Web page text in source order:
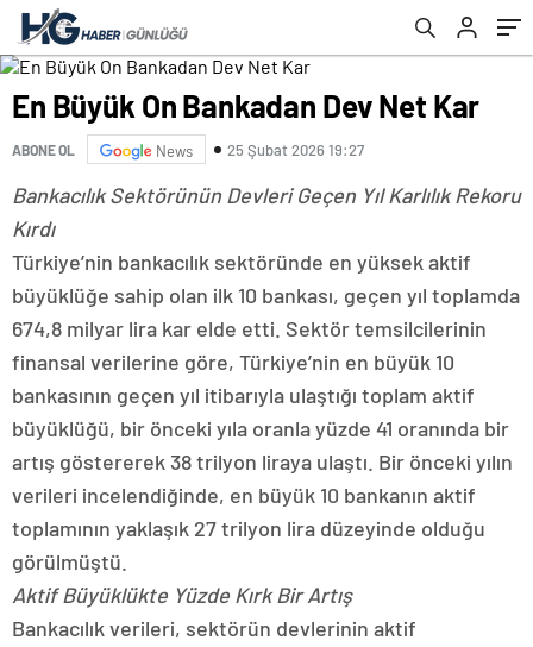
En Büyük On Bankadan Dev Net Kar
ABONE OL News 25 Şubat 2026 19:27
Bankacılık Sektörünün Devleri Geçen Yıl Karlılık Rekoru
Kırdı
Türkiye’nin bankacılık sektöründe en yüksek aktif
büyüklüğe sahip olan ilk 10 bankası, geçen yıl toplamda
674,8 milyar lira kar elde etti. Sektör temsilcilerinin
finansal verilerine göre, Türkiye’nin en büyük 10
bankasının geçen yıl itibarıyla ulaştığı toplam aktif
büyüklüğü, bir önceki yıla oranla yüzde 41 oranında bir
artış göstererek 38 trilyon liraya ulaştı. Bir önceki yılın
verileri incelendiğinde, en büyük 10 bankanın aktif
toplamının yaklaşık 27 trilyon lira düzeyinde olduğu
görülmüştü.
Aktif Büyüklükte Yüzde Kırk Bir Artış
Bankacılık verileri, sektörün devlerinin aktif